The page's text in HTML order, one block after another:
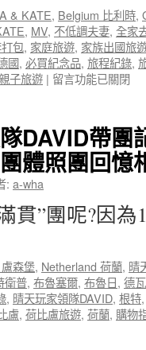
& KATE, Belgium 比利時,
, MV, 不低調夫妻, 全家
包, 家庭旅遊, 家族出國旅
國, 必買紀念品, 旅程紀錄,
子旅遊 | 在
愛
旅
行】
蘭
比
盧
森
堡
德
留言功能已關閉
DAVID帶
體照團回憶
: a-wha
貫”團呢?因
森堡, Netherland 荷蘭, 晴
衛普, 布魯塞爾, 布魯日, 德
, 晴天玩家領隊DAVID, 根特
盧, 荷比盧旅遊, 荷蘭, 購物